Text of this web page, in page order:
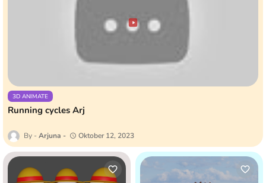
3D ANIMATE
Running cycles Arj
Arjuna Oktober 12, 2023